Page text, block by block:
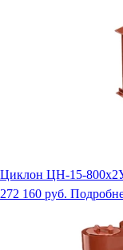
Циклон ЦН-15-
272 160 руб.